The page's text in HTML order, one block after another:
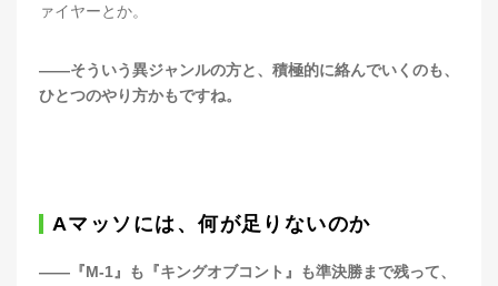
ァイヤーとか。
——そういう異ジャンルの方と、積極的に絡んでいくのも、
ひとつのやり方かもですね。
Aマッソには、何が足りないのか
——『M-1』も『キングオブコント』も準決勝まで残って、